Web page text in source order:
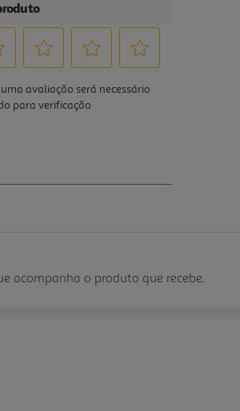
acompanha o produto que recebe.